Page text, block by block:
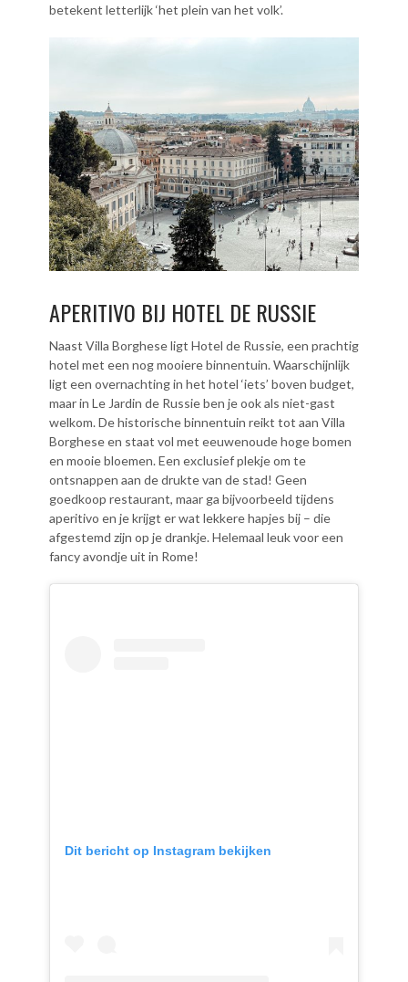
betekent letterlijk ‘het plein van het volk’.
APERITIVO BIJ HOTEL DE RUSSIE
Naast Villa Borghese ligt Hotel de Russie, een prachtig
hotel met een nog mooiere binnentuin. Waarschijnlijk
ligt een overnachting in het hotel ‘iets’ boven budget,
maar in Le Jardin de Russie ben je ook als niet-gast
welkom. De historische binnentuin reikt tot aan Villa
Borghese en staat vol met eeuwenoude hoge bomen
en mooie bloemen. Een exclusief plekje om te
ontsnappen aan de drukte van de stad! Geen
goedkoop restaurant, maar ga bijvoorbeeld tijdens
aperitivo en je krijgt er wat lekkere hapjes bij – die
afgestemd zijn op je drankje. Helemaal leuk voor een
fancy avondje uit in Rome!
Dit bericht op Instagram bekijken